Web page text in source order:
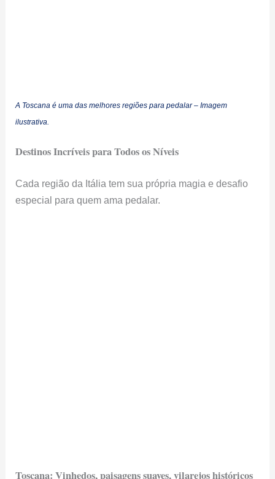
A Toscana é uma das melhores regiões para pedalar – Imagem
ilustrativa.
Destinos Incríveis para Todos os Níveis
Cada região da Itália tem sua própria magia e desafio
especial para quem ama pedalar.
Toscana: Vinhedos, paisagens suaves, vilarejos históricos